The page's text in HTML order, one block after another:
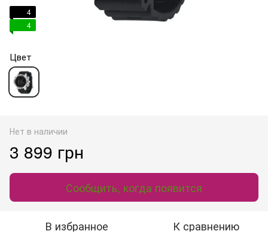
4
4
Цвет
Нет в наличии
3 899 грн
Сообщить, когда появится
В избранное К сравнению